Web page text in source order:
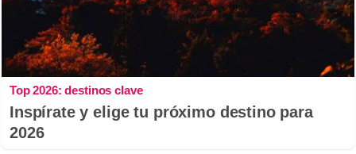
Top 2026: destinos clave
Inspírate y elige tu próximo destino para
2026